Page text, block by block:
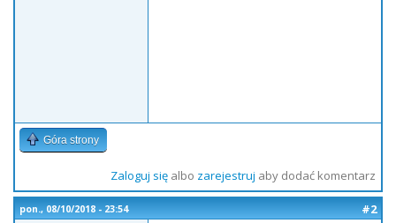
Góra strony
Zaloguj sięalbo zarejestruj aby dodać komentarz
pon., 08/10/2018 - 23:54
#2